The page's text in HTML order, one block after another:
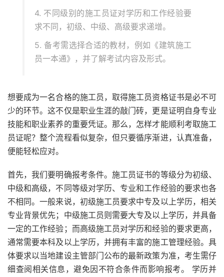
4. 不同级别的施工员证对学历和工作经验要
求不同，初级、中级、高级要求递增。
5. 备考需选择合适的教材，例如《建筑施工
员一本通》，并了解考试内容及形式。
想要成为一名合格的施工员，取得施工员资格证书是必不可
少的环节。这不仅是职业生涯的敲门砖，更是证明自身专业
技能和职业素养的重要凭证。那么，怎样才能顺利考取施工
员证呢？整个流程看似复杂，但只要循序渐进，认真准备，
便能轻松应对。
首先，我们要明确报考条件。施工员证书的等级分为初级、
中级和高级，不同等级对学历、专业和工作经验的要求也各
不相同。一般来说，初级施工员要求中专及以上学历，相关
专业背景优先；中级施工员则需要大专及以上学历，并具备
一定的工作经验；而高级施工员对学历和经验的要求更高，
通常需要本科及以上学历，并拥有丰富的施工管理经验。具
体要求以当地建设主管部门公布的最新政策为准，考生需仔
细查阅相关信息，避免因不符合条件而影响报考。 学历并